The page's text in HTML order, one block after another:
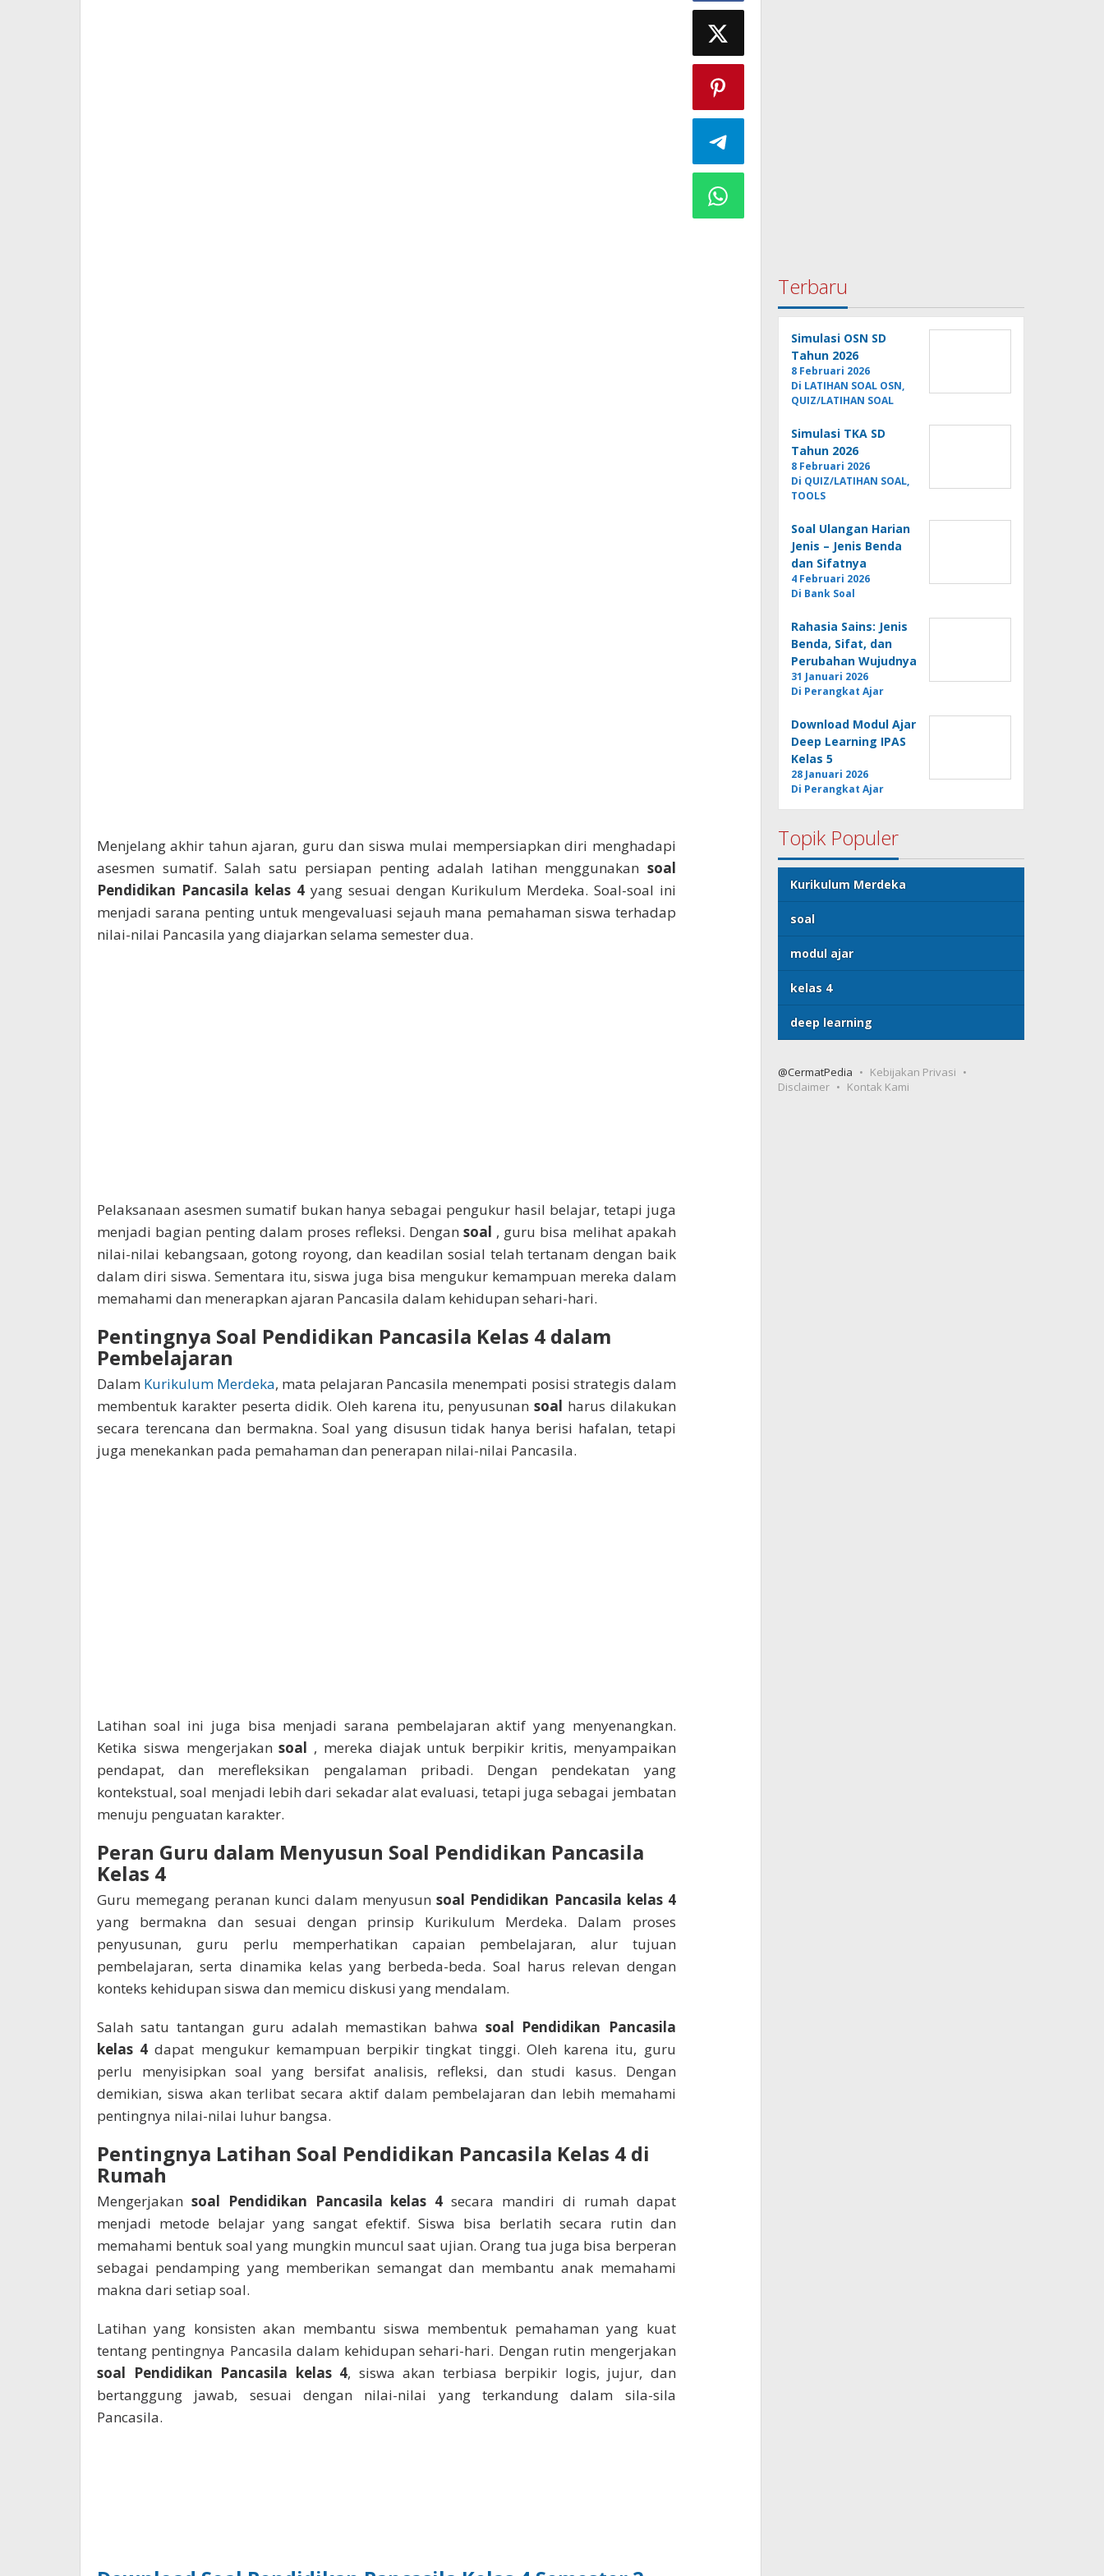
Menjelang akhir tahun ajaran, guru dan siswa mulai mempersiapkan diri menghadapi
asesmen sumatif. Salah satu persiapan penting adalah latihan menggunakan soal
Pendidikan Pancasila kelas 4yang sesuai dengan Kurikulum Merdeka. Soal-soal ini
menjadi sarana penting untuk mengevaluasi sejauh mana pemahaman siswa terhadap
nilai-nilai Pancasila yang diajarkan selama semester dua.
Pelaksanaan asesmen sumatif bukan hanya sebagai pengukur hasil belajar, tetapi juga
menjadi bagian penting dalam proses refleksi. Dengan soal , guru bisa melihat apakah
nilai-nilai kebangsaan, gotong royong, dan keadilan sosial telah tertanam dengan baik
dalam diri siswa. Sementara itu, siswa juga bisa mengukur kemampuan mereka dalam
memahami dan menerapkan ajaran Pancasila dalam kehidupan sehari-hari.
Pentingnya Soal Pendidikan Pancasila Kelas 4 dalam
Pembelajaran
Dalam Kurikulum Merdeka, mata pelajaran Pancasila menempati posisi strategis dalam
membentuk karakter peserta didik. Oleh karena itu, penyusunansoal harus dilakukan
secara terencana dan bermakna. Soal yang disusun tidak hanya berisi hafalan, tetapi
juga menekankan pada pemahaman dan penerapan nilai-nilai Pancasila.
Latihan soal ini juga bisa menjadi sarana pembelajaran aktif yang menyenangkan.
Ketika siswa mengerjakansoal , mereka diajak untuk berpikir kritis, menyampaikan
pendapat, dan merefleksikan pengalaman pribadi. Dengan pendekatan yang
kontekstual, soal menjadi lebih dari sekadar alat evaluasi, tetapi juga sebagai jembatan
menuju penguatan karakter.
Peran Guru dalam Menyusun Soal Pendidikan Pancasila
Kelas 4
Guru memegang peranan kunci dalam menyusunsoal Pendidikan Pancasila kelas 4
yang bermakna dan sesuai dengan prinsip Kurikulum Merdeka. Dalam proses
penyusunan, guru perlu memperhatikan capaian pembelajaran, alur tujuan
pembelajaran, serta dinamika kelas yang berbeda-beda. Soal harus relevan dengan
konteks kehidupan siswa dan memicu diskusi yang mendalam.
Salah satu tantangan guru adalah memastikan bahwasoal Pendidikan Pancasila
kelas 4 dapat mengukur kemampuan berpikir tingkat tinggi. Oleh karena itu, guru
perlu menyisipkan soal yang bersifat analisis, refleksi, dan studi kasus. Dengan
demikian, siswa akan terlibat secara aktif dalam pembelajaran dan lebih memahami
pentingnya nilai-nilai luhur bangsa.
Pentingnya Latihan Soal Pendidikan Pancasila Kelas 4 di
Rumah
Mengerjakan soal Pendidikan Pancasila kelas 4 secara mandiri di rumah dapat
menjadi metode belajar yang sangat efektif. Siswa bisa berlatih secara rutin dan
memahami bentuk soal yang mungkin muncul saat ujian. Orang tua juga bisa berperan
sebagai pendamping yang memberikan semangat dan membantu anak memahami
makna dari setiap soal.
Latihan yang konsisten akan membantu siswa membentuk pemahaman yang kuat
tentang pentingnya Pancasila dalam kehidupan sehari-hari. Dengan rutin mengerjakan
soal Pendidikan Pancasila kelas 4, siswa akan terbiasa berpikir logis, jujur, dan
bertanggung jawab, sesuai dengan nilai-nilai yang terkandung dalam sila-sila
Pancasila.
Terbaru
Simulasi OSN SD
Tahun 2026
8 Februari 2026
Di LATIHAN SOAL OSN,
QUIZ/LATIHAN SOAL
Simulasi TKA SD
Tahun 2026
8 Februari 2026
Di QUIZ/LATIHAN SOAL,
TOOLS
Soal Ulangan Harian
Jenis – Jenis Benda
dan Sifatnya
4 Februari 2026
Di Bank Soal
Rahasia Sains: Jenis
Benda, Sifat, dan
Perubahan Wujudnya
31 Januari 2026
Di Perangkat Ajar
Download Modul Ajar
Deep Learning IPAS
Kelas 5
28 Januari 2026
Di Perangkat Ajar
Topik Populer
Kurikulum Merdeka
soal
modul ajar
kelas 4
deep learning
@CermatPedia
Kebijakan Privasi
Disclaimer
Kontak Kami